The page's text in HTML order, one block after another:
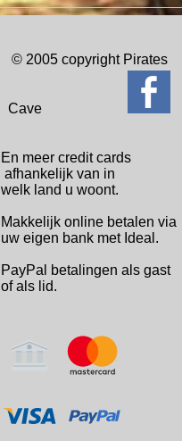
© 2005 copyright Pirates
Cave
En meer credit cards
afhankelijk van in
welk land u woont.
Makkelijk online betalen via
uw eigen bank met Ideal.
PayPal betalingen als gast
of als lid.